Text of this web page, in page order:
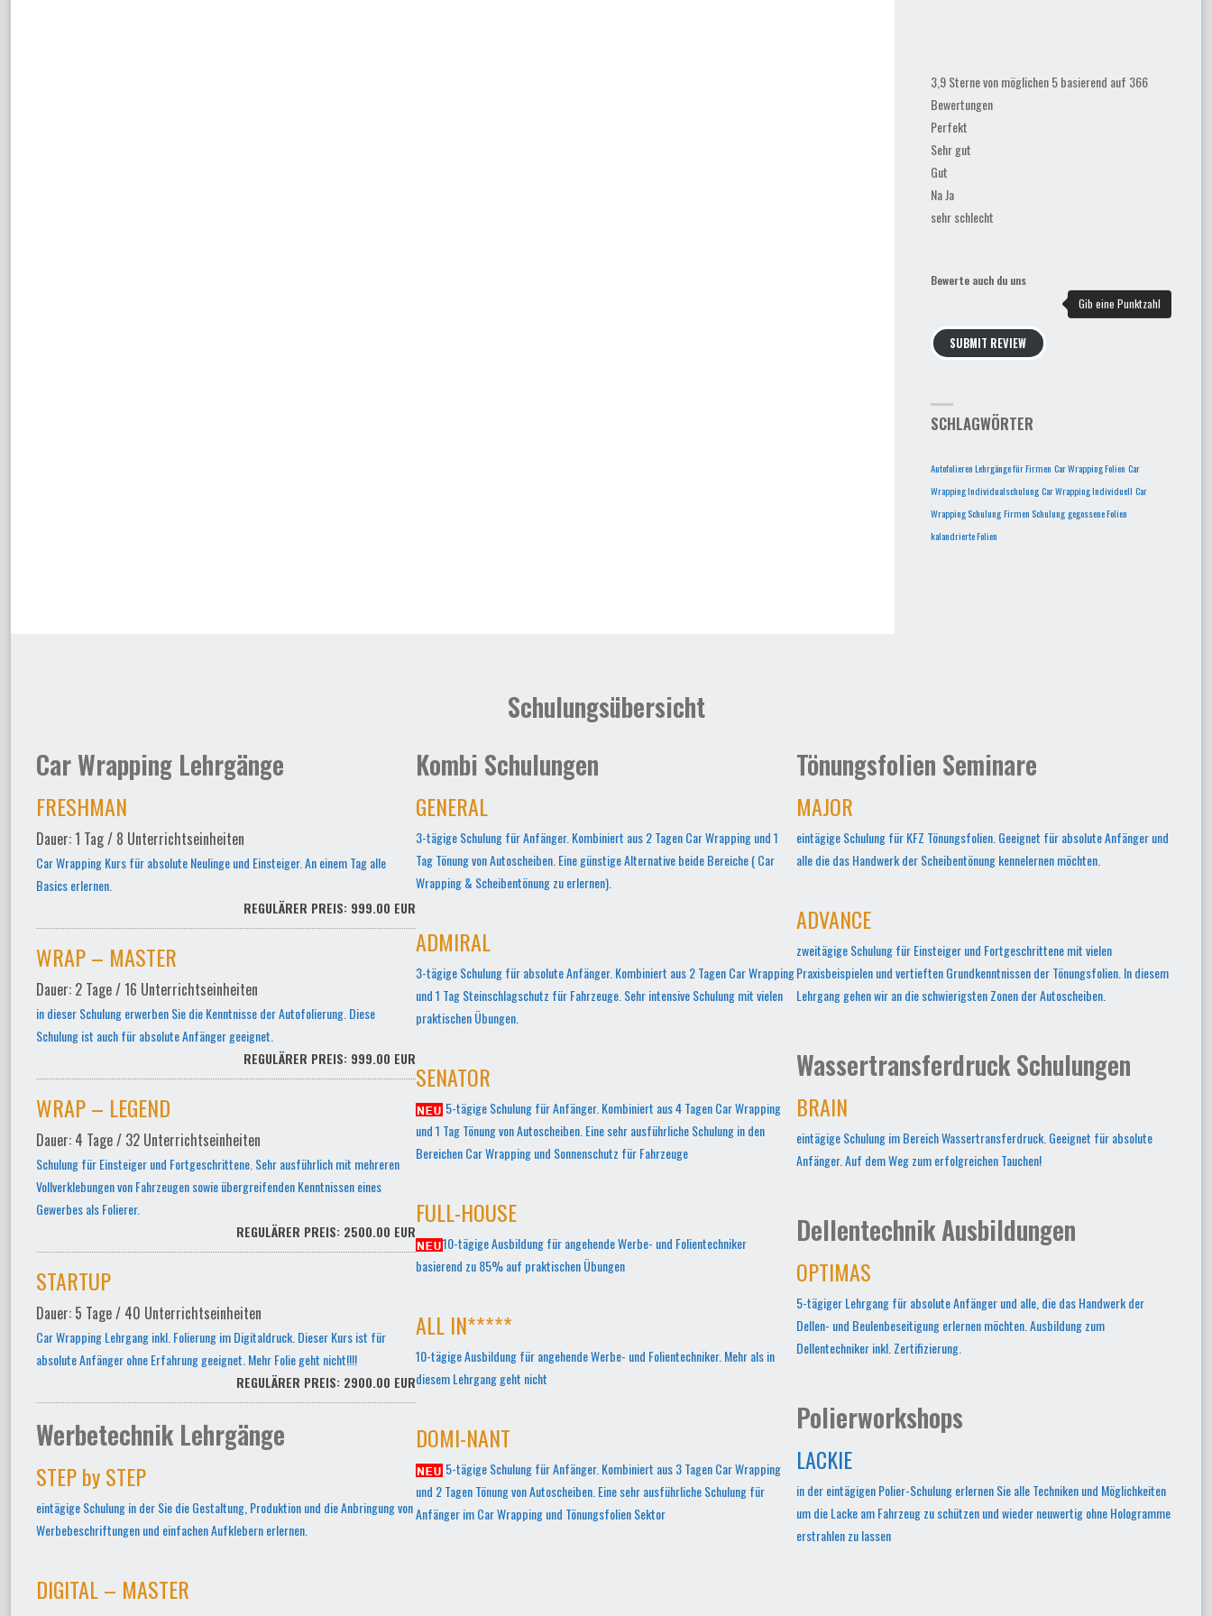
3,9 Sterne von möglichen 5 basierend auf 366
Bewertungen
Perfekt
Sehr gut
Gut
Na Ja
sehr schlecht
Bewerte auch du uns
SUBMIT REVIEW
SCHLAGWÖRTER
Autofolieren Lehrgänge für Firmen Car Wrapping Folien Car
Wrapping Individualschulung Car Wrapping Individuell Car
Wrapping Schulung Firmen Schulung gegossene Folien
kalandrierte Folien
Schulungsübersicht
Car Wrapping Lehrgänge
FRESHMAN
Dauer: 1 Tag / 8 Unterrichtseinheiten
Car Wrapping Kurs für absolute Neulinge und Einsteiger. An einem Tag alle
Basics erlernen.
REGULÄRER PREIS: 999.00 EUR
WRAP – MASTER
Dauer: 2 Tage / 16 Unterrichtseinheiten
in dieser Schulung erwerben Sie die Kenntnisse der Autofolierung. Diese
Schulung ist auch für absolute Anfänger geeignet.
REGULÄRER PREIS: 999.00 EUR
WRAP – LEGEND
Dauer: 4 Tage / 32 Unterrichtseinheiten
Schulung für Einsteiger und Fortgeschrittene. Sehr ausführlich mit mehreren
Vollverklebungen von Fahrzeugen sowie übergreifenden Kenntnissen eines
Gewerbes als Folierer.
REGULÄRER PREIS: 2500.00 EUR
STARTUP
Dauer: 5 Tage / 40 Unterrichtseinheiten
Car Wrapping Lehrgang inkl. Folierung im Digitaldruck. Dieser Kurs ist für
absolute Anfänger ohne Erfahrung geeignet. Mehr Folie geht nicht!!!!
REGULÄRER PREIS: 2900.00 EUR
Werbetechnik Lehrgänge
STEP by STEP
eintägige Schulung in der Sie die Gestaltung, Produktion und die Anbringung von
Werbebeschriftungen und einfachen Aufklebern erlernen.
DIGITAL – MASTER
Kombi Schulungen
GENERAL
3-tägige Schulung für Anfänger. Kombiniert aus 2 Tagen Car Wrapping und 1
Tag Tönung von Autoscheiben. Eine günstige Alternative beide Bereiche ( Car
Wrapping & Scheibentönung zu erlernen).
ADMIRAL
3-tägige Schulung für absolute Anfänger. Kombiniert aus 2 Tagen Car Wrapping
und 1 Tag Steinschlagschutz für Fahrzeuge. Sehr intensive Schulung mit vielen
praktischen Übungen.
SENATOR
5-tägige Schulung für Anfänger. Kombiniert aus 4 Tagen Car Wrapping
und 1 Tag Tönung von Autoscheiben. Eine sehr ausführliche Schulung in den
Bereichen Car Wrapping und Sonnenschutz für Fahrzeuge
FULL-HOUSE
10-tägige Ausbildung für angehende Werbe- und Folientechniker
basierend zu 85% auf praktischen Übungen
ALL IN*****
10-tägige Ausbildung für angehende Werbe- und Folientechniker. Mehr als in
diesem Lehrgang geht nicht
DOMI-NANT
5-tägige Schulung für Anfänger. Kombiniert aus 3 Tagen Car Wrapping
und 2 Tagen Tönung von Autoscheiben. Eine sehr ausführliche Schulung für
Anfänger im Car Wrapping und Tönungsfolien Sektor
Tönungsfolien Seminare
MAJOR
eintägige Schulung für KFZ Tönungsfolien. Geeignet für absolute Anfänger und
alle die das Handwerk der Scheibentönung kennelernen möchten.
ADVANCE
zweitägige Schulung für Einsteiger und Fortgeschrittene mit vielen
Praxisbeispielen und vertieften Grundkenntnissen der Tönungsfolien. In diesem
Lehrgang gehen wir an die schwierigsten Zonen der Autoscheiben.
Wassertransferdruck Schulungen
BRAIN
eintägige Schulung im Bereich Wassertransferdruck. Geeignet für absolute
Anfänger. Auf dem Weg zum erfolgreichen Tauchen!
Dellentechnik Ausbildungen
OPTIMAS
5-tägiger Lehrgang für absolute Anfänger und alle, die das Handwerk der
Dellen- und Beulenbeseitigung erlernen möchten. Ausbildung zum
Dellentechniker inkl. Zertifizierung.
Polierworkshops
LACKIE
in der eintägigen Polier-Schulung erlernen Sie alle Techniken und Möglichkeiten
um die Lacke am Fahrzeug zu schützen und wieder neuwertig ohne Hologramme
erstrahlen zu lassen